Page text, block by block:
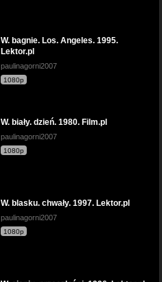
W. bagnie. Los. Angeles. 1995.
Lektor.pl
paulinagorni2007
1080p
W. biały. dzień. 1980. Film.pl
paulinagorni2007
1080p
W. blasku. chwały. 1997. Lektor.pl
paulinagorni2007
1080p